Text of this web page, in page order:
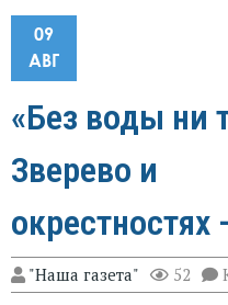
09
АВГ
«Без воды ни
Зверево и
окрестностях
"Наша газета" 52